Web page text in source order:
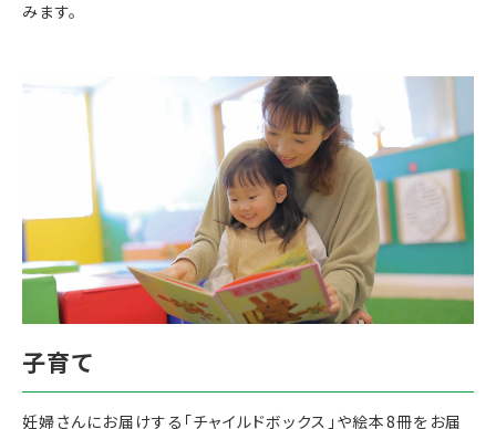
みます。
妊婦さんにお届けする「チャイルドボックス」や絵本8冊をお届